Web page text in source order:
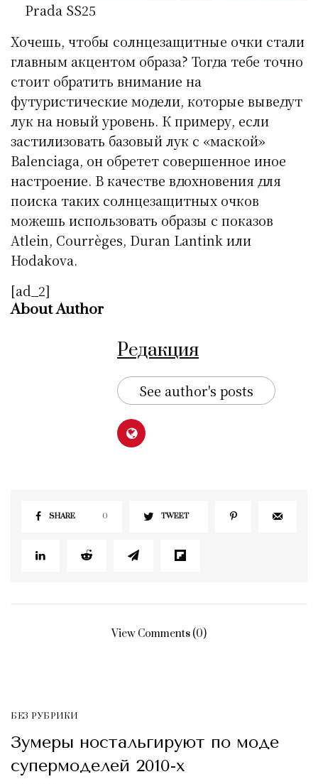
Prada SS25
Хочешь, чтобы солнцезащитные очки стали
главным акцентом образа? Тогда тебе точно
стоит обратить внимание на
футуристические модели, которые выведут
лук на новый уровень. К примеру, если
застилизовать базовый лук с «маской»
Balenciaga, он обретет совершенное иное
настроение. В качестве вдохновения для
поиска таких солнцезащитных очков
можешь использовать образы с показов
Atlein, Courrèges, Duran Lantink или
Hodakova.
[ad_2]
About Author
Редакция
See author's posts
SHARE 0 TWEET
View Comments (0)
БЕЗ РУБРИКИ
Зумеры ностальгируют по моде
супермоделей 2010-х